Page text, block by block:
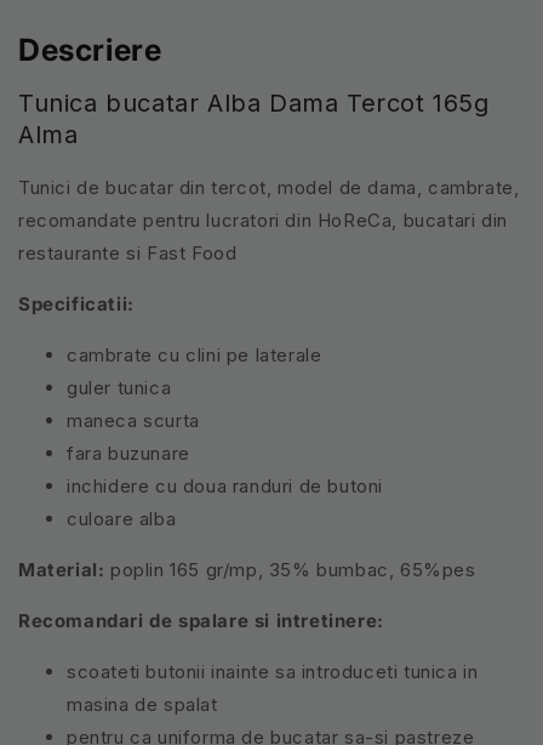
Descriere
Tunica bucatar Alba Dama Tercot 165g
Alma
Tunici de bucatar din tercot, model de dama, cambrate,
recomandate pentru lucratori din HoReCa, bucatari din
restaurante si Fast Food
Specificatii:
cambrate cu clini pe laterale
guler tunica
maneca scurta
fara buzunare
inchidere cu doua randuri de butoni
culoare alba
Material: poplin 165 gr/mp, 35% bumbac, 65%pes
Recomandari de spalare si intretinere:
scoateti butonii inainte sa introduceti tunica in
masina de spalat
pentru ca uniforma de bucatar sa-si pastreze